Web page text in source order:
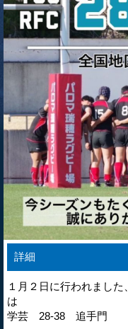
詳細
１月２日に行われまし
は
学芸 28‐38 追手門